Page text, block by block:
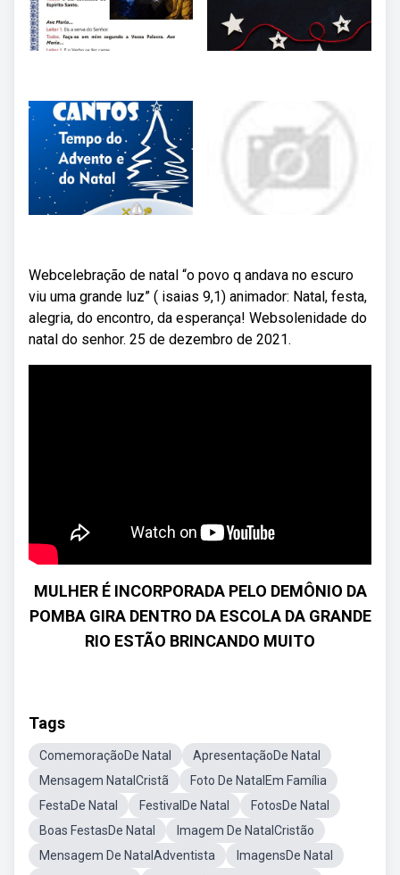
Webcelebração de natal “o povo q andava no escuro
viu uma grande luz” ( isaias 9,1) animador: Natal, festa,
alegria, do encontro, da esperança! Websolenidade do
natal do senhor. 25 de dezembro de 2021.
MULHER É INCORPORADA PELO DEMÔNIO DA
POMBA GIRA DENTRO DA ESCOLA DA GRANDE
RIO ESTÃO BRINCANDO MUITO
Tags
ComemoraçãoDe Natal
ApresentaçãoDe Natal
Mensagem NatalCristã
Foto De NatalEm Família
FestaDe Natal
FestivalDe Natal
FotosDe Natal
Boas FestasDe Natal
Imagem De NatalCristão
Mensagem De NatalAdventista
ImagensDe Natal